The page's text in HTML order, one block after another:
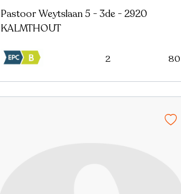
Pastoor Weytslaan 5 - 3de - 2920
KALMTHOUT
2 80